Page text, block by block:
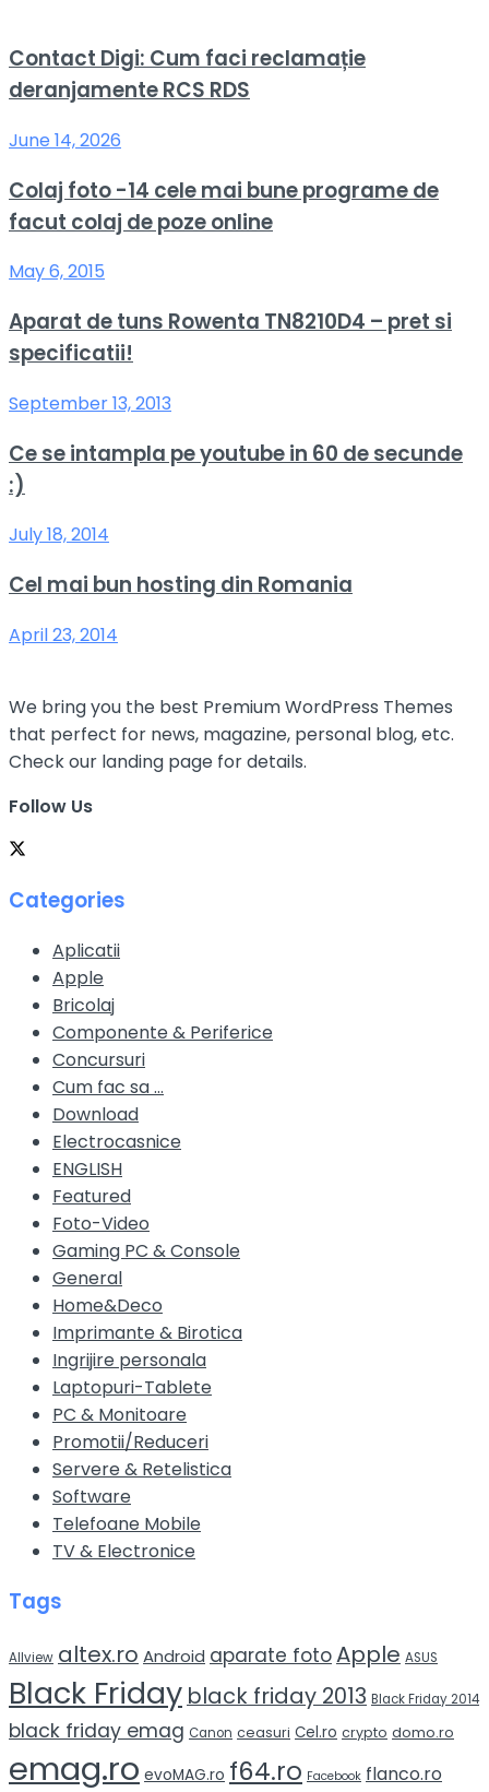
Contact Digi: Cum faci reclamație
deranjamente RCS RDS
June 14, 2026
Colaj foto -14 cele mai bune programe de
facut colaj de poze online
May 6, 2015
Aparat de tuns Rowenta TN8210D4 – pret si
specificatii!
September 13, 2013
Ce se intampla pe youtube in 60 de secunde
:)
July 18, 2014
Cel mai bun hosting din Romania
April 23, 2014
We bring you the best Premium WordPress Themes
that perfect for news, magazine, personal blog, etc.
Check our landing page for details.
Follow Us
Categories
Aplicatii
Apple
Bricolaj
Componente & Periferice
Concursuri
Cum fac sa …
Download
Electrocasnice
ENGLISH
Featured
Foto-Video
Gaming PC & Console
General
Home&Deco
Imprimante & Birotica
Ingrijire personala
Laptopuri-Tablete
PC & Monitoare
Promotii/Reduceri
Servere & Retelistica
Software
Telefoane Mobile
TV & Electronice
Tags
Allview altex.ro Android aparate fotoApple ASUS
Black Friday black friday 2013 Black Friday 2014
black friday emag Canon ceasuri Cel.ro crypto domo.ro
emag.ro evoMAG.ro f64.ro Facebook flanco.ro